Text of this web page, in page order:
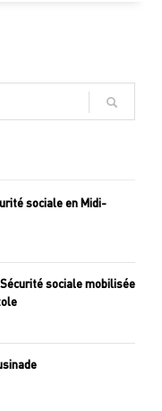
sociale en Midi-
sociale mobilisée